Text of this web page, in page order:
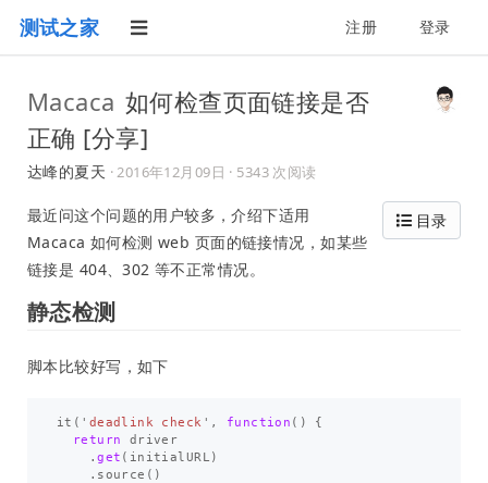
测试之家 注册 登录
Macaca 如何检查页面链接是否
正确 [分享]
达峰的夏天 ·2016年12月09日 · 5343 次阅读
目录
最近问这个问题的用户较多，介绍下适用
Macaca 如何检测 web 页面的链接情况，如某些
链接是 404、302 等不正常情况。
静态检测
脚本比较好写，如下
it ( ' deadlink check ' , function ()
{
return
driver
.get ( initialURL )
. source ()